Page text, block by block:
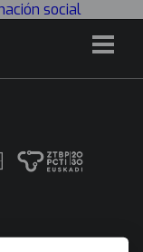
social